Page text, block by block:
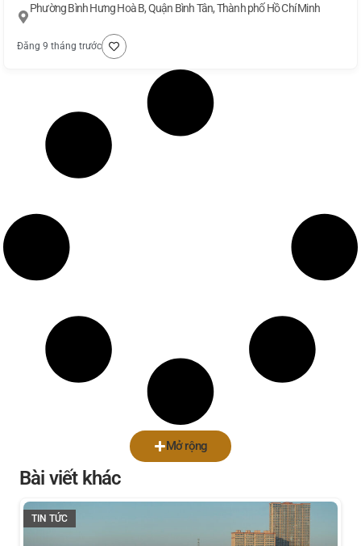
Phường Bình Hưng Hoà B, Quận Bình Tân, Thành phố Hồ Chí Minh
Đăng 9 tháng trước
Mở rộng
Bài viết khác
TIN TỨC